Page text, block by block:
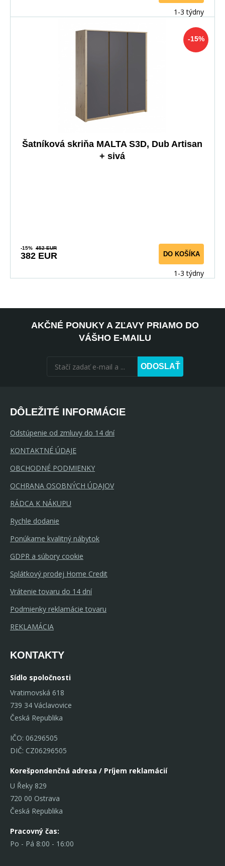
1-3 týdny
-15%
Šatníková skriňa MALTA S3D, Dub Artisan
+ sivá
-15% 452 EUR
382 EUR DO KOŠÍKA
1-3 týdny
AKČNÉ PONUKY A ZĽAVY PRIAMO DO
VÁŠHO E-MAILU
ODOSLAŤ
DÔLEŽITÉ INFORMÁCIE
Odstúpenie od zmluvy do 14 dní
KONTAKTNÉ ÚDAJE
OBCHODNÉ PODMIENKY
OCHRANA OSOBNÝCH ÚDAJOV
RÁDCA K NÁKUPU
Rychle dodanie
Ponúkame kvalitný nábytok
GDPR a súbory cookie
Splátkový prodej Home Credit
Vrátenie tovaru do 14 dní
Podmienky reklamácie tovaru
REKLAMÁCIA
KONTAKTY
Sídlo spoločnosti
Vratimovská 618
739 34 Václavovice
Česká Republika
IČO: 06296505
DIČ: CZ06296505
Korešpondenčná adresa / Príjem reklamácií
U Řeky 829
720 00 Ostrava
Česká Republika
Pracovný čas:
Po - Pá 8:00 - 16:00